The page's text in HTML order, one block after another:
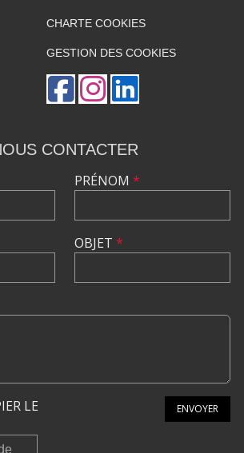
CHARTE COOKIES
GESTION DES COOKIES
CONTACTER
PRÉNOM *
OBJET *
LE
ENVOYER